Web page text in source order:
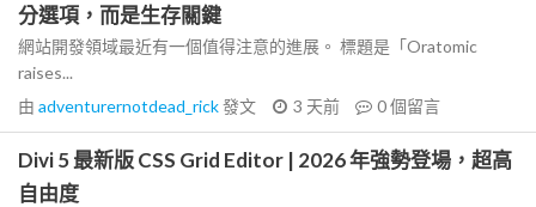
分選項，而是生存關鍵
網站開發領域最近有一個值得注意的進展。 標題是「Oratomic
raises...
由 adventurernotdead_rick發文 3 天前 0個留言
Divi 5 最新版 CSS Grid Editor | 2026 年強勢登場，超高
自由度